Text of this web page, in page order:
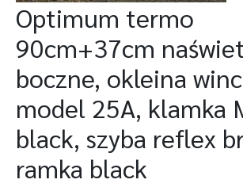
Optimum termo
90cm+37cm
boczne, okleina
model 25A, klamka
black, szyba reflex
ramka black